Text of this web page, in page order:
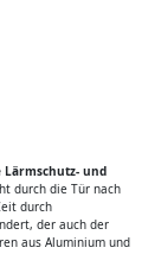
und
durch die Tür nach
durch
der auch der
aus Aluminium und